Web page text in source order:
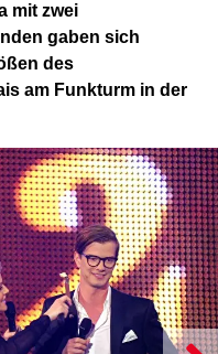
mit zwei
gaben sich
des
am Funkturm in der